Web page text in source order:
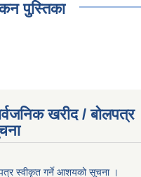
पुस्तिका
खरीद / बोलपत्र
स्वीकृत गर्ने आशयको सूचना ।